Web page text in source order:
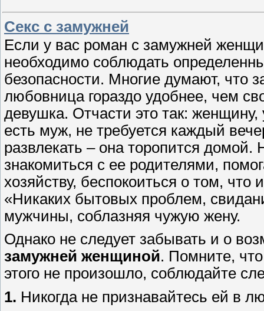
Секс с замужней
Если у вас роман с замужней
необходимо соблюдать
безопасности. Многие думают, что
любовница гораздо удобнее, чем
девушка. Отчасти это так: женщину,
есть муж, не требуется каждый
развлекать – она торопится домой.
знакомиться с ее родителями,
хозяйству, беспокоиться о том, что
«Никаких бытовых проблем,
мужчины, соблазняя чужую жену.
Однако не следует забывать и о
замужней женщиной. Помните,
этого не произошло, соблюдайте
1. Никогда не признавайтесь ей в